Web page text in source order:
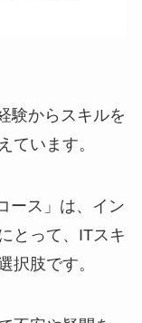
験からスキルを
ています。
ース」は、イン
とって、ITスキ
択肢です。